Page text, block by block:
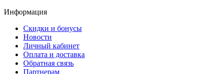
Информация
Скидки и бонусы
Новости
Личный кабинет
Оплата и доставка
Обратная связь
Партнерам